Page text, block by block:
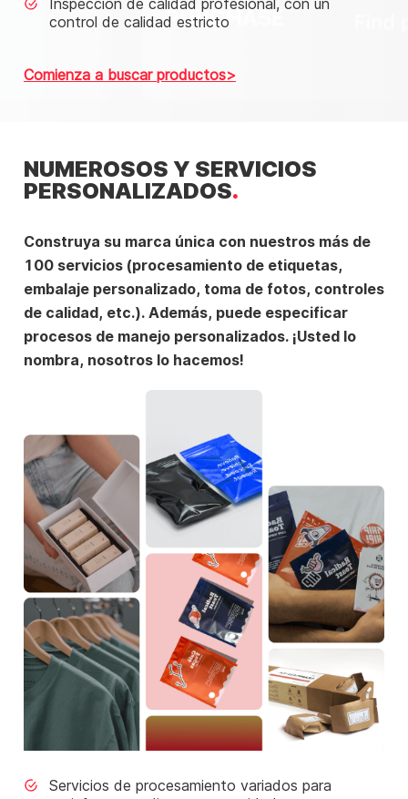
control de calidad estricto
Comienza a buscar productos
NUMEROSOS Y SERVICIOS
PERSONALIZADOS
Construya su marca única con nuestros más de
100 servicios (procesamiento de etiquetas,
embalaje personalizado, toma de fotos, controles
de calidad, etc.). Además, puede especificar
procesos de manejo personalizados. ¡Usted lo
nombra, nosotros lo hacemos!
Servicios de procesamiento variados para